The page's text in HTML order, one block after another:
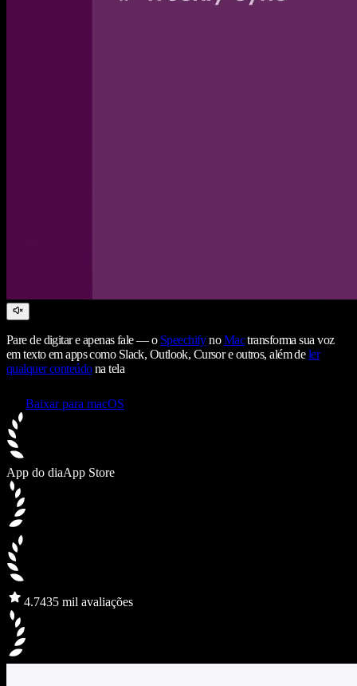
Pare de digitar e apenas fale — o SpeechifynoMactransforma sua voz
em texto em apps como Slack, Outlook, Cursor e outros, além deler
qualquer conteúdona tela
Baixar para macOS
App do diaApp Store
4.7435 mil avaliações